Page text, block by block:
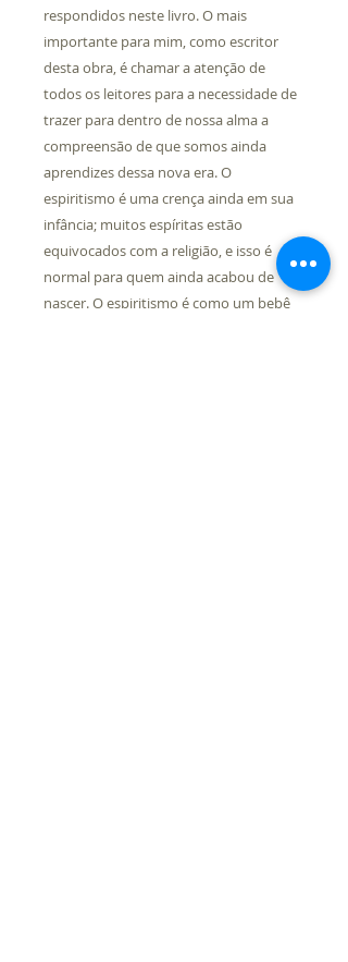
respondidos neste livro. O mais
importante para mim, como escritor
desta obra, é chamar a atenção de
todos os leitores para a necessidade de
trazer para dentro de nossa alma a
compreensão de que somos ainda
aprendizes dessa nova era. O
espiritismo é uma crença ainda em sua
infância; muitos espíritas estão
equivocados com a religião, e isso é
normal para quem ainda acabou de
nascer. O espiritismo é como um bebê